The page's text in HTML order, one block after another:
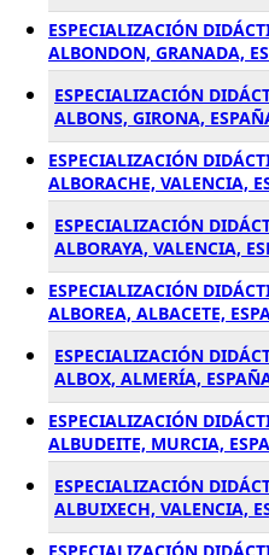
ESPECIALIZACIÓN
ALBONDON, GRANADA,
ESPECIALIZACIÓN
ALBONS, GIRONA,
ESPECIALIZACIÓN
ALBORACHE, VALENCIA,
ESPECIALIZACIÓN
ALBORAYA, VALENCIA,
ESPECIALIZACIÓN
ALBOREA, ALBACETE,
ESPECIALIZACIÓN
ALBOX, ALMERÍA,
ESPECIALIZACIÓN
ALBUDEITE, MURCIA,
ESPECIALIZACIÓN
ALBUIXECH, VALENCIA,